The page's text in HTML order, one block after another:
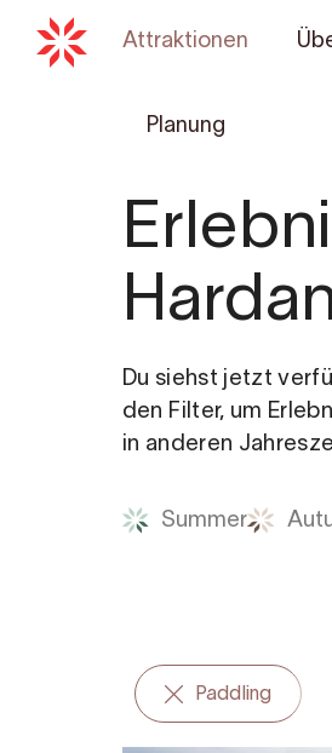
Attraktionen
Planung
Du siehst jetzt
den Filter, um
in anderen
Summer
Paddling